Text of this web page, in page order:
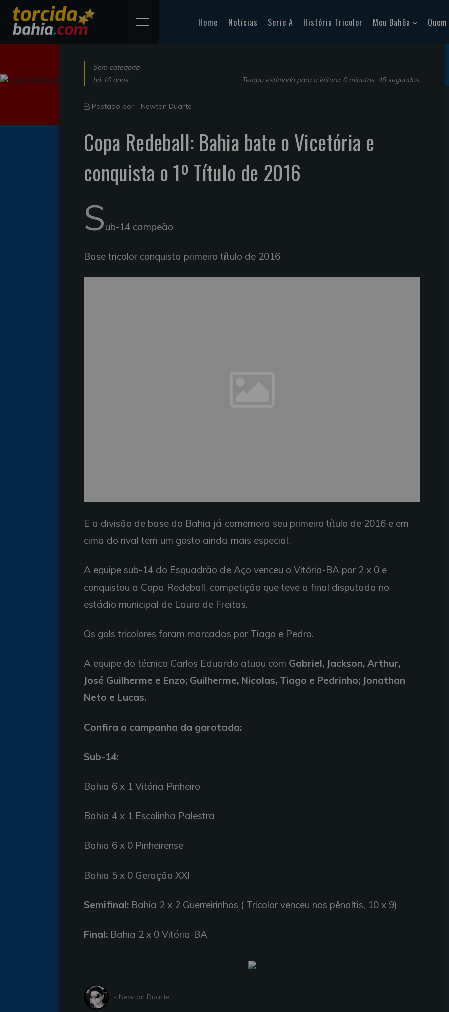
Home Notícias Serie A História Tricolor Meu Bahêa
Sem categoria
há 10 anos
Tempo estimado para a leitura: 0 minutos, 48 segundos.
Postado por - Newton Duarte
Copa Redeball: Bahia bate o Vicetória e
conquista o 1º Título de 2016
Sub-14 campeão
Base tricolor conquista primeiro título de 2016
E a divisão de base do Bahia já comemora seu primeiro título de 2016 e em
cima do rival tem um gosto ainda mais especial.
A equipe sub-14 do Esquadrão de Aço venceu o Vitória-BA por 2 x 0 e
conquistou a Copa Redeball, competição que teve a final disputada no
estádio municipal de Lauro de Freitas.
Os gols tricolores foram marcados por Tiago e Pedro.
A equipe do técnico Carlos Eduardo atuou com Gabriel, Jackson, Arthur,
José Guilherme e Enzo; Guilherme, Nicolas, Tiago e Pedrinho; Jonathan
Neto e Lucas.
Confira a campanha da garotada:
Sub-14:
Bahia 6 x 1 Vitória Pinheiro
Bahia 4 x 1 Escolinha Palestra
Bahia 6 x 0 Pinheirense
Bahia 5 x 0 Geração XXI
Semifinal: Bahia 2 x 2 Guerreirinhos ( Tricolor venceu nos pênaltis, 10 x 9)
Final: Bahia 2 x 0 Vitória-BA
- Newton Duarte